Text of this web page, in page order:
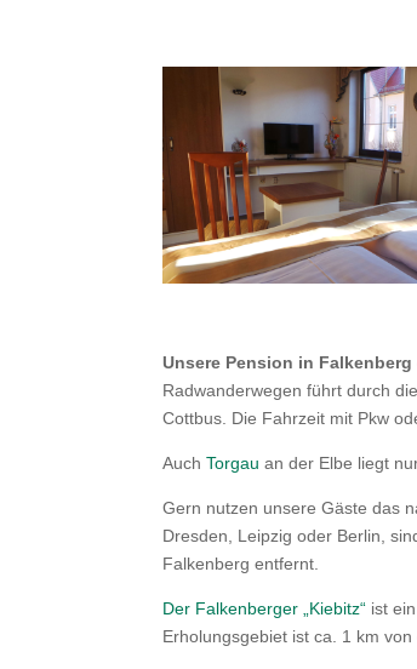
Unsere Pension in Falkenberg
Radwanderwegen führt durch
Cottbus. Die Fahrzeit mit Pkw
AuchTorgau an der Elbe liegt
Gern nutzen unsere Gäste das
Dresden, Leipzig oder Berlin,
Falkenberg entfernt.
Der Falkenberger „Kiebitz“ ist
Erholungsgebiet ist ca. 1 km